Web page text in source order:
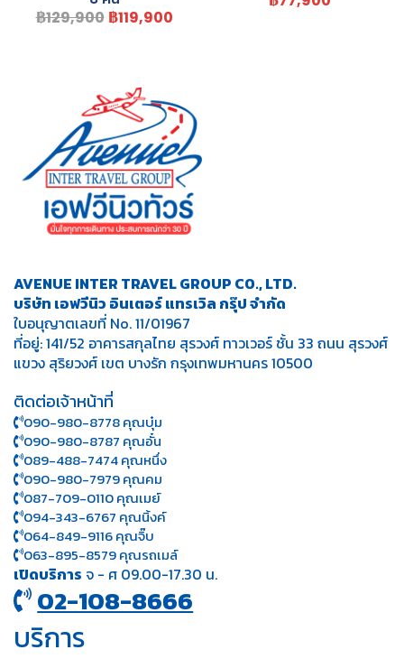
฿129,900 ฿119,900
AVENUE INTER TRAVEL GROUP CO., LTD.
บริษัท เอฟวีนิว อินเตอร์ แทรเวิล กรุ๊ป จำกัด
ใบอนุญาตเลขที่ No. 11/01967
ที่อยู่: 141/52 อาคารสกุลไทย สุรวงศ์ ทาวเวอร์ ชั้น 33 ถนน สุรวงศ์
แขวง สุริยวงศ์ เขต บางรัก กรุงเทพมหานคร 10500
ติดต่อเจ้าหน้าที่
090-980-8778 คุณบุ๋ม
090-980-8787 คุณอั๋น
089-488-7474 คุณหนึ่ง
090-980-7979 คุณคม
087-709-0110 คุณเมย์
094-343-6767 คุณนิ้งค์
064-849-9116 คุณจิ๊บ
063-895-8 579คุณรถเมล์
เปิดบริการ จ - ศ 09.00-17.30 น.
02-108-8666
บริการ